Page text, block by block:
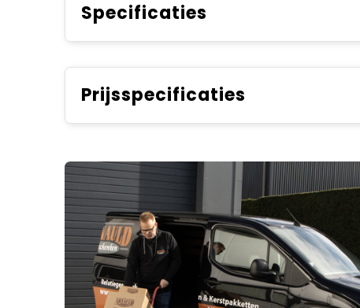
Specificaties
Prijsspecificaties